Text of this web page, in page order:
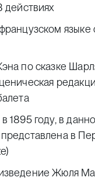
действиях
языке
по сказке
1895 году, в
в
Жюля